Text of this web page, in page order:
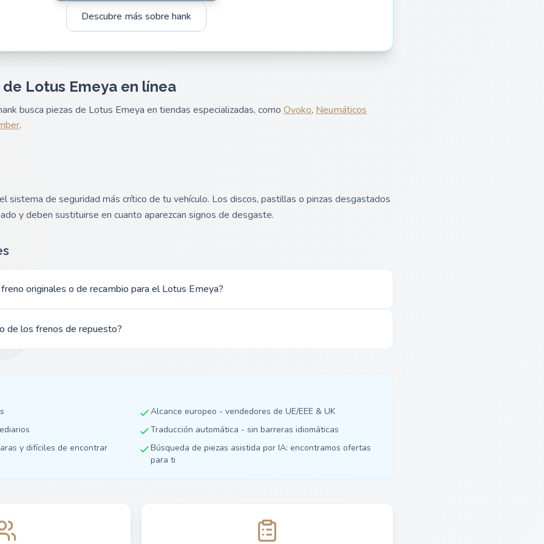
Descubre más sobre hank
Lotus Emeya en línea
busca piezas de Lotus Emeya en tiendas especializadas, como Ovoko, Neumáticos
.
sistema de seguridad más crítico de tu vehículo. Los discos, pastillas o pinzas desgastados
y deben sustituirse en cuanto aparezcan signos de desgaste.
originales o de recambio para el Lotus Emeya?
de los frenos de repuesto?
Alcance europeo - vendedores de UE/EEE & UK
Traducción automática - sin barreras idiomáticas
y difíciles de encontrar
Búsqueda de piezas asistida por IA: encontramos ofertas
para ti